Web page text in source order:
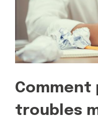
Comment
troubles